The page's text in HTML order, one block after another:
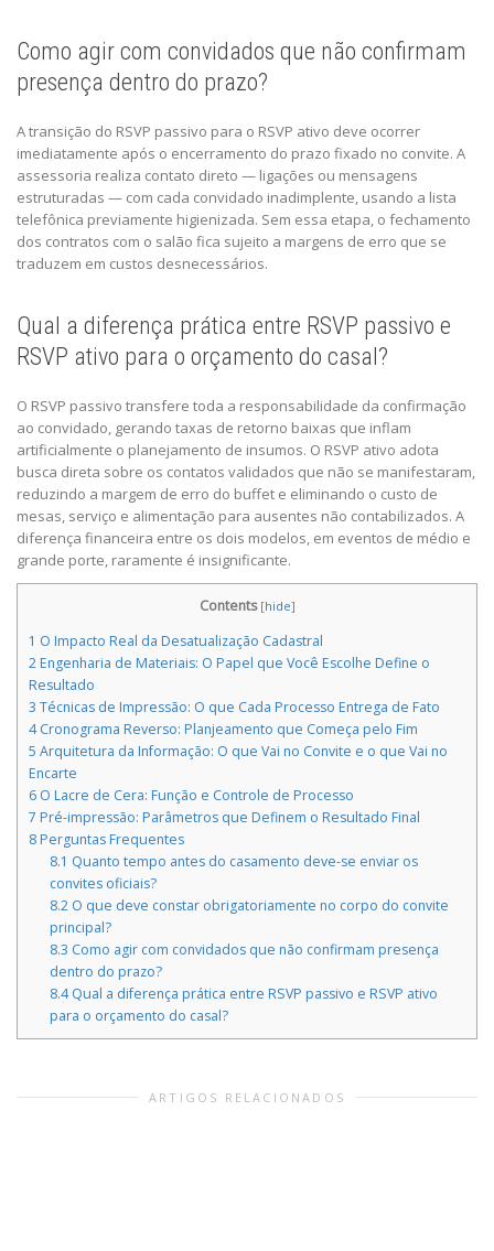
Como agir com convidados que não confirmam
presença dentro do prazo?
A transição do RSVP passivo para o RSVP ativo deve ocorrer
imediatamente após o encerramento do prazo fixado no convite. A
assessoria realiza contato direto — ligações ou mensagens
estruturadas — com cada convidado inadimplente, usando a lista
telefônica previamente higienizada. Sem essa etapa, o fechamento
dos contratos com o salão fica sujeito a margens de erro que se
traduzem em custos desnecessários.
Qual a diferença prática entre RSVP passivo e
RSVP ativo para o orçamento do casal?
O RSVP passivo transfere toda a responsabilidade da confirmação
ao convidado, gerando taxas de retorno baixas que inflam
artificialmente o planejamento de insumos. O RSVP ativo adota
busca direta sobre os contatos validados que não se manifestaram,
reduzindo a margem de erro do buffet e eliminando o custo de
mesas, serviço e alimentação para ausentes não contabilizados. A
diferença financeira entre os dois modelos, em eventos de médio e
grande porte, raramente é insignificante.
Contents [hide]
1 O Impacto Real da Desatualização Cadastral
2 Engenharia de Materiais: O Papel que Você Escolhe Define o
Resultado
3 Técnicas de Impressão: O que Cada Processo Entrega de Fato
4Cronograma Reverso: Planjeamento que Começa pelo Fim
5 Arquitetura da Informação: O que Vai no Convite e o que Vai no
Encarte
6 O Lacre de Cera: Função e Controle de Processo
7 Pré-impressão: Parâmetros que Definem o Resultado Final
8 Perguntas Frequentes
8.1 Quanto tempo antes do casamento deve-se enviar os
convites oficiais?
8.2O que deve constar obrigatoriamente no corpo do convite
principal?
8.3 Como agir com convidados que não confirmam presença
dentro do prazo?
8.4Qual a diferença prática entre RSVP passivo e RSVP ativo
para o orçamento do casal?
ARTIGOS RELACIONADOS